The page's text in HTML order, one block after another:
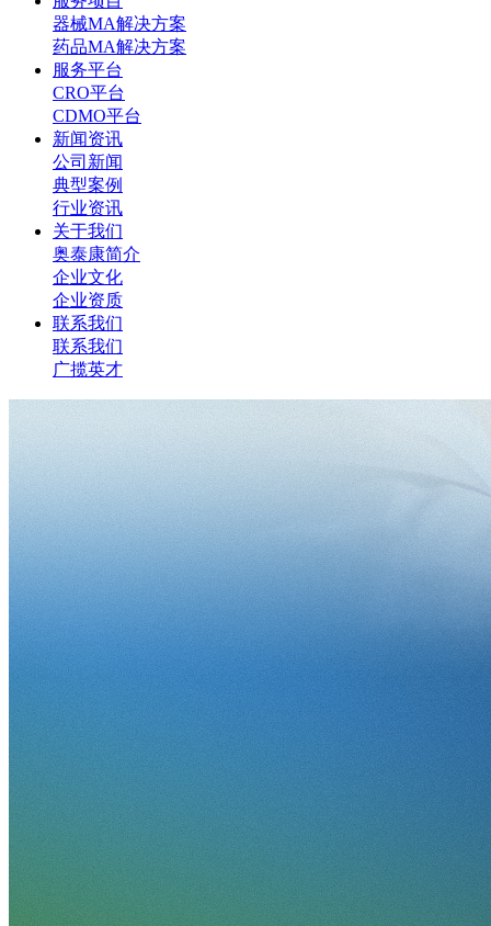
器械MA解决方案
药品MA解决方案
服务平台
CRO平台
CDMO平台
新闻资讯
公司新闻
典型案例
行业资讯
关于我们
奥泰康简介
企业文化
企业资质
联系我们
联系我们
广揽英才